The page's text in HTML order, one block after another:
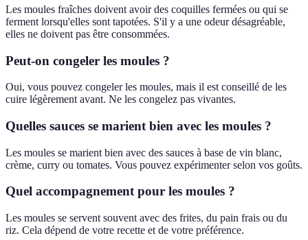
Les moules fraîches doivent avoir des coquilles fermées ou qui se
ferment lorsqu'elles sont tapotées. S'il y a une odeur désagréable,
elles ne doivent pas être consommées.
Peut-on congeler les moules ?
Oui, vous pouvez congeler les moules, mais il est conseillé de les
cuire légèrement avant. Ne les congelez pas vivantes.
Quelles sauces se marient bien avec les moules ?
Les moules se marient bien avec des sauces à base de vin blanc,
crème, curry ou tomates. Vous pouvez expérimenter selon vos goûts.
Quel accompagnement pour les moules ?
Les moules se servent souvent avec des frites, du pain frais ou du
riz. Cela dépend de votre recette et de votre préférence.